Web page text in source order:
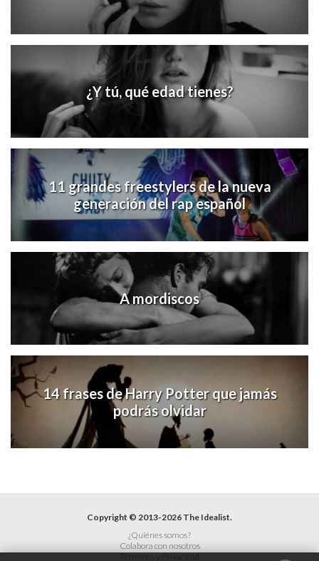
¿Y tú, qué edad tienes?
11 grandes freestylers de la nueva
generación del rap español
A mordiscos
14 frases de Harry Potter que jamás
podrás olvidar
Copyright © 2013-2026 The Idealist.
¿Quiénes somos?
Colabora con nosotros
Términos y Privacidad